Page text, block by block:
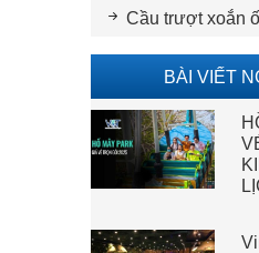
Cầu trượt xoắn
BÀI VIẾT